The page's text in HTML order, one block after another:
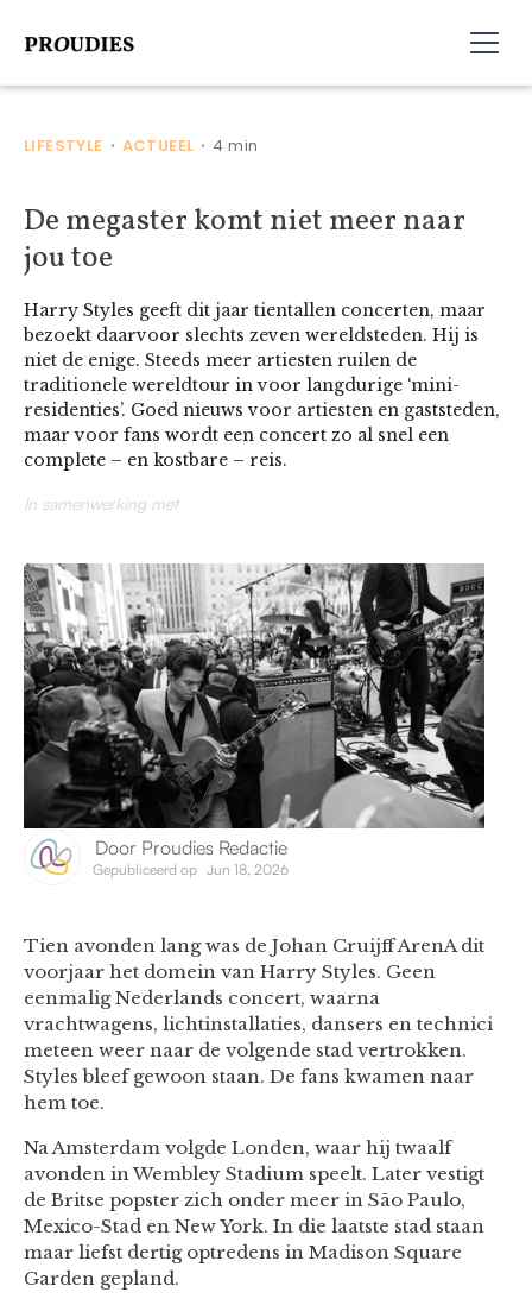
LIFESTYLE • ACTUEEL • 4 min
De megaster komt niet meer naar
jou toe
Harry Styles geeft dit jaar tientallen concerten, maar
bezoekt daarvoor slechts zeven wereldsteden. Hij is
niet de enige. Steeds meer artiesten ruilen de
traditionele wereldtour in voor langdurige ‘mini-
residenties’. Goed nieuws voor artiesten en gaststeden,
maar voor fans wordt een concert zo al snel een
complete – en kostbare – reis.
In samenwerking met
Door Proudies Redactie
Gepubliceerd op Jun 18, 2026
Tien avonden lang was de Johan Cruijff ArenA dit
voorjaar het domein van Harry Styles. Geen
eenmalig Nederlands concert, waarna
vrachtwagens, lichtinstallaties, dansers en technici
meteen weer naar de volgende stad vertrokken.
Styles bleef gewoon staan. De fans kwamen naar
hem toe.
Na Amsterdam volgde Londen, waar hij twaalf
avonden in Wembley Stadium speelt. Later vestigt
de Britse popster zich onder meer in São Paulo,
Mexico-Stad en New York. In die laatste stad staan
maar liefst dertig optredens in Madison Square
Garden gepland.